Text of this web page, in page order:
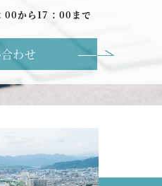
00から17：00まで
わせ